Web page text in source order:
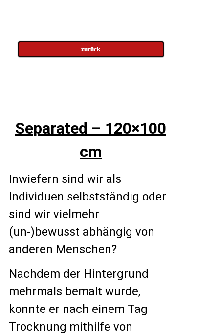
zurück
Separated – 120×100
cm
Inwiefern sind wir als
Individuen selbstständig oder
sind wir vielmehr
(un-)bewusst abhängig von
anderen Menschen?
Nachdem der Hintergrund
mehrmals bemalt wurde,
konnte er nach einem Tag
Trocknung mithilfe von